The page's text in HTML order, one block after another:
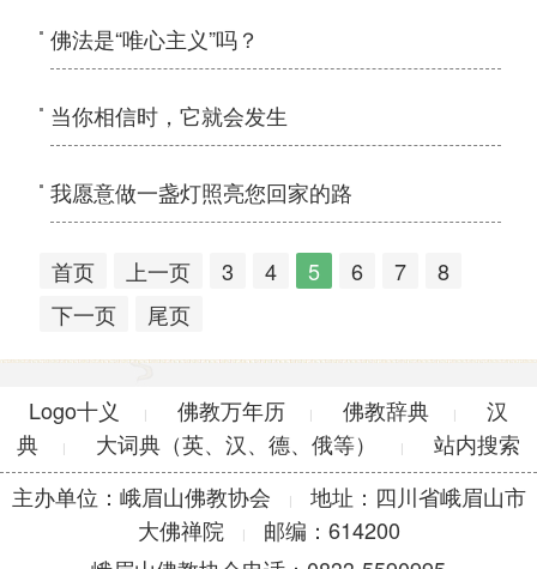
佛法是“唯心主义”吗？
当你相信时，它就会发生
我愿意做一盏灯照亮您回家的路
首页 上一页 3 4 5 6 7
8
下一页
尾页
Logo十义 | 佛教万年历 | 佛教辞典 |
汉
典
| 大词典（英、汉、德、俄等） |
站内搜索
主办单位：峨眉山佛教协会
|
地址：四川省峨眉山市
大佛禅院
|
邮编：614200